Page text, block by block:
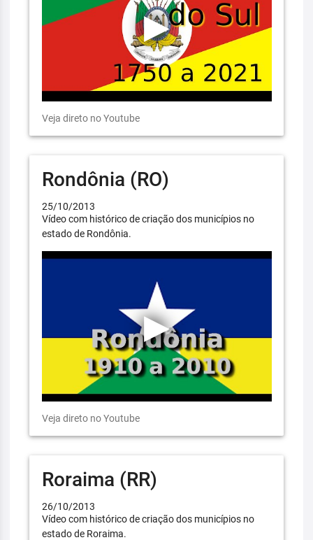
Veja direto no Youtube
Rondônia (RO)
25/10/2013
Vídeo com histórico de criação dos municípios no
estado de Rondônia.
Veja direto no Youtube
Roraima (RR)
26/10/2013
Vídeo com histórico de criação dos municípios no
estado de Roraima.